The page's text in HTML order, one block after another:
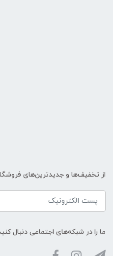
از تخفیف‌ها و جدیدترین‌های
ما را در شبکه‌های اجتماعی دنبال